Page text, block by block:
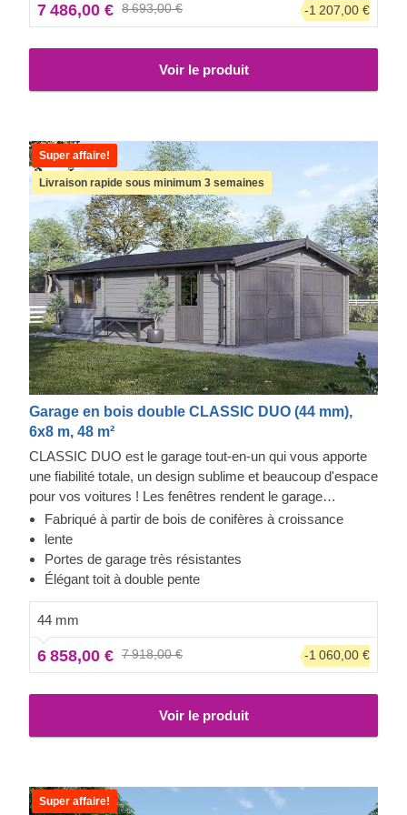
7 486,00 € 8 693,00 € -1 207,00 €
Voir le produit
Super affaire!
Livraison rapide sous minimum 3 semaines
Garage en bois double CLASSIC DUO (44 mm),
6x8 m, 48 m²
CLASSIC DUO est le garage tout-en-un qui vous apporte
une fiabilité totale, un design sublime et beaucoup d'espace
pour vos voitures ! Les fenêtres rendent le garage
lumineux et accueillant, et la construction robuste assure la
sécurité de vos voitures. Préparez-vous à faire moins
d'allers-retours à la station de lavage et à être fier de
montrer votre toute nouvelle construction en bois à vos
grands avantages !
Fabriqué à partir de bois de conifères à croissance
lente
Portes de garage très résistantes
Élégant toit à double pente
44 mm
6 858,00 € 7 918,00 € -1 060,00 €
Voir le produit
Super affaire!